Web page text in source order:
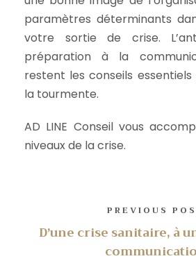
paramètres déterminants
votre sortie de crise.
préparation à la
restent les conseils
la tourmente.
AD LINE Conseil vous
niveaux de la crise.
PREVIOUS
D’une crise sanitaire, à